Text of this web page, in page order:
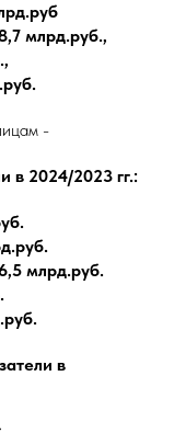
млрд.руб.,
-
2024/2023 гг.:
млрд.руб.
в